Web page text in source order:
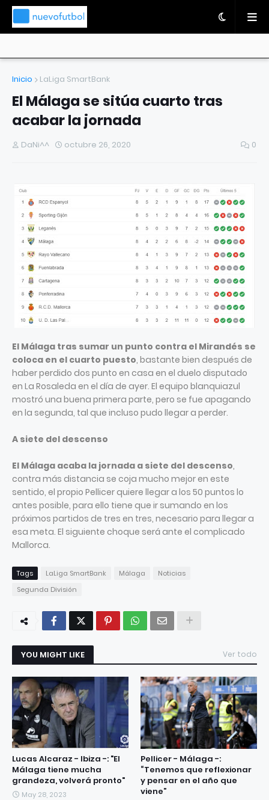
Inicio LaLiga SmartBank
El Málaga se sitúa cuarto tras
acabar la jornada
DaNi^^ octubre 26, 2020 0
El Málaga tras sumar un punto contra el Mirandés se
coloca en el cuarto puesto, bastante bien después de
haber perdido dos punto en casa en el duelo disputado
en La Rosaleda en el día de ayer. El equipo blanquiazul
mostró una buena primera parte, pero se fue apagando
en la segunda, tal que incluso pudo llegar a perder.
A siete del descenso
El Málaga acaba la jornada a siete del descenso,
contra más distancia se coja mucho mejor en este
sentido, el propio Pellicer quiere llegar a los 50 puntos lo
antes posible, para ello tiene que ir sumando en los
próximos partidos de tres en tres, necesario para llegar a
esa meta. El siguiente choque será ante el complicado
Mallorca.
Tags LaLiga SmartBank Málaga
Noticias
Segunda División
YOU MIGHT LIKE Ver todo
Lucas Alcaraz - Ibiza -: "El
Málaga tiene mucha
grandeza, volverá pronto"
May 28, 2023
Pellicer - Málaga -:
“Tenemos que reflexionar
y pensar en el año que
viene”